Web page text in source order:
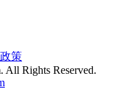
策
All Rights Reserved.